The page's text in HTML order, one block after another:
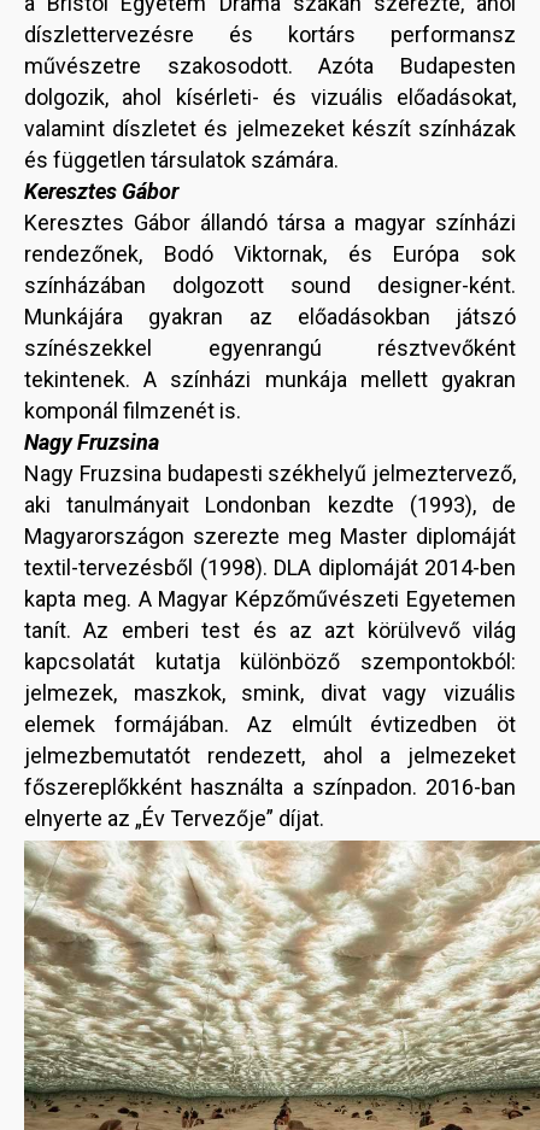
díszlettervezésre és kortárs performansz
művészetre szakosodott. Azóta Budapesten
dolgozik, ahol kísérleti- és vizuális előadásokat,
valamint díszletet és jelmezeket készít színházak
és független társulatok számára.
Keresztes Gábor
Keresztes Gábor állandó társa a magyar színházi
rendezőnek, Bodó Viktornak, és Európa sok
színházában dolgozott sound designer-ként.
Munkájára gyakran az előadásokban játszó
színészekkel egyenrangú résztvevőként
tekintenek. A színházi munkája mellett gyakran
komponál filmzenét is.
Nagy Fruzsina
Nagy Fruzsina budapesti székhelyű jelmeztervező,
aki tanulmányait Londonban kezdte (1993), de
Magyarországon szerezte meg Master diplomáját
textil-tervezésből (1998). DLA diplomáját 2014-ben
kapta meg. A Magyar Képzőművészeti Egyetemen
tanít. Az emberi test és az azt körülvevő világ
kapcsolatát kutatja különböző szempontokból:
jelmezek, maszkok, smink, divat vagy vizuális
elemek formájában. Az elmúlt évtizedben öt
jelmezbemutatót rendezett, ahol a jelmezeket
főszereplőkként használta a színpadon. 2016-ban
elnyerte az „Év Tervezője” díjat.